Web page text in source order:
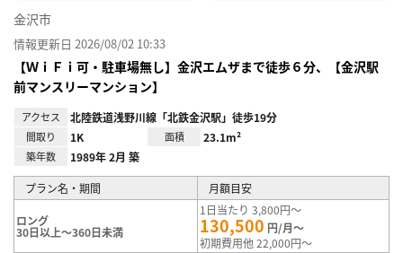
金沢市
情報更新日 2026/08/02 10:33
【ＷｉＦｉ可・駐車場無し】金沢エムザまで徒歩６分、【金沢駅
前マンスリーマンション】
アクセス 北陸鉄道浅野川線「北鉄金沢駅」徒歩19分
間取り 1K 面積 23.1m²
築年数 1989年 2月 築
プラン名・期間 月額目安
ロング
30日以上～360日未満
1日当たり 3,800円～
130,500 円/月～
初期費用他 22,000円～